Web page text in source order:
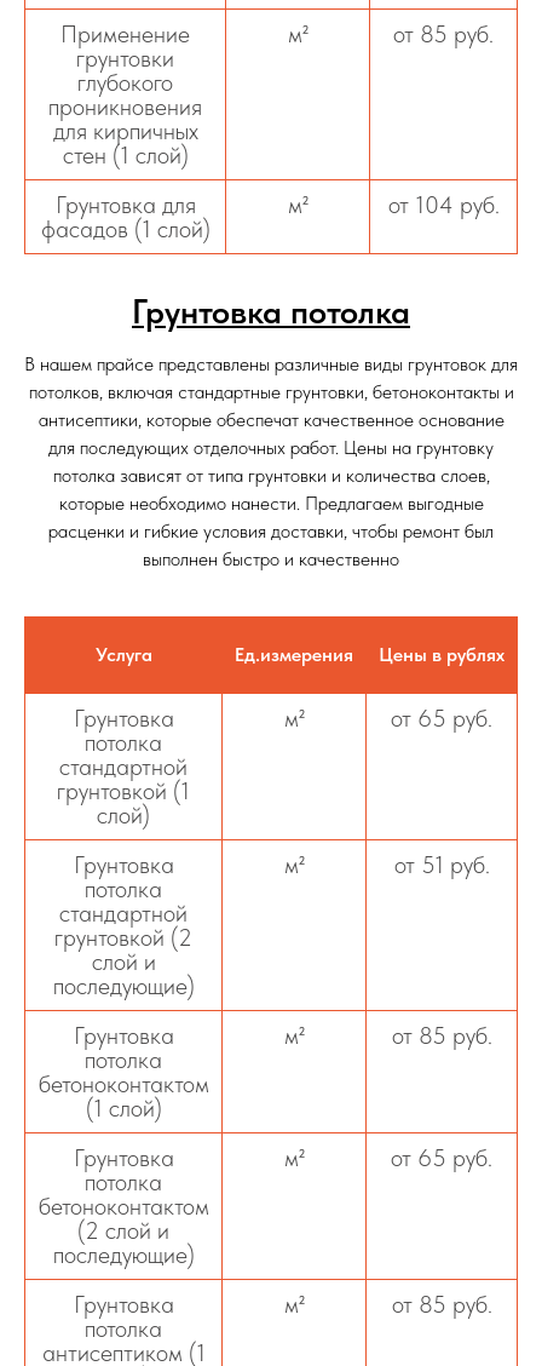
Применение
грунтовки
глубокого
проникновения
для кирпичных
стен (1 слой)
м² от 85 руб.
Грунтовка для
фасадов (1 слой)
м² от 104 руб.
Грунтовка потолка
В нашем прайсе представлены различные виды грунтовок для
потолков, включая стандартные грунтовки, бетоноконтакты и
антисептики, которые обеспечат качественное основание
для последующих отделочных работ. Цены на грунтовку
потолка зависят от типа грунтовки и количества слоев,
которые необходимо нанести. Предлагаем выгодные
расценки и гибкие условия доставки, чтобы ремонт был
выполнен быстро и качественно
Услуга Ед.измерения Цены в рублях
Грунтовка
потолка
стандартной
грунтовкой (1
слой)
м² от 65 руб.
Грунтовка
потолка
стандартной
грунтовкой (2
слой и
последующие)
м² от 51 руб.
Грунтовка
потолка
бетоноконтактом
(1 слой)
м² от 85 руб.
Грунтовка
потолка
бетоноконтактом
(2 слой и
последующие)
м² от 65 руб.
Грунтовка
потолка
антисептиком (1
м² от 85 руб.